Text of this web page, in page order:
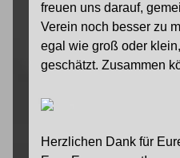
freuen uns darauf,
Verein noch besser zu
egal wie groß oder
geschätzt. Zusammen
Herzlichen Dank für